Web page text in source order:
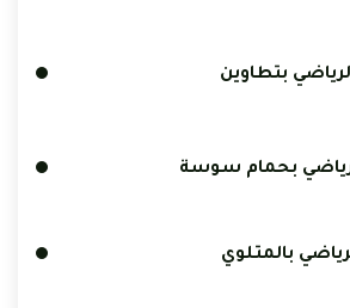
بتطاوين
بحمام سوسة
بالمتلوي